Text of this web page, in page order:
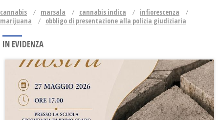
cannabis marsala cannabis indica
infiorescenza
marijuana
obbligo di presentazione alla polizia giudiziaria
IN EVIDENZA